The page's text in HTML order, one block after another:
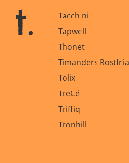
t.
Tacchini
Tapwell
Thonet
Timanders Rostfria
Tolix
TreCé
Triffiq
Tronhill